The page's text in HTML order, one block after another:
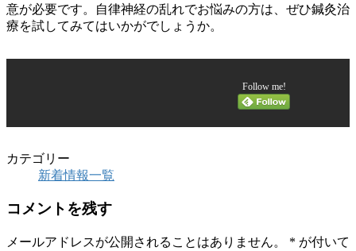
意が必要です。自律神経の乱れでお悩みの方は、ぜひ鍼灸治
療を試してみてはいかがでしょうか。
Follow me!
カテゴリー
新着情報一覧
コメントを残す
メールアドレスが公開されることはありません。 * が付いて